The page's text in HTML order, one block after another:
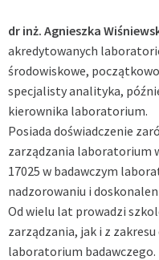
dr inż. Agnieszka
akredytowanych
środowiskowe,
specjalisty analityka,
kierownika laboratorium.
Posiada doświadczenie
zarządzania laboratorium
17025 w badawczym
nadzorowaniu i
Od wielu lat prowadzi
zarządzania, jak i z
laboratorium badawczego.